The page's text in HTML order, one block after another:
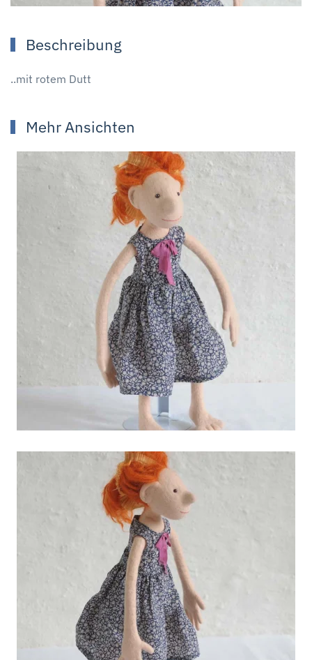
Beschreibung
..mit rotem Dutt
Mehr Ansichten